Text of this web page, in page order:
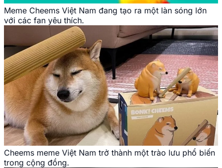
Meme Cheems Việt Nam đang tạo ra một làn sóng lớn
với các fan yêu thích.
Cheems meme Việt Nam trở thành một trào lưu phổ biến
trong cộng đồng.